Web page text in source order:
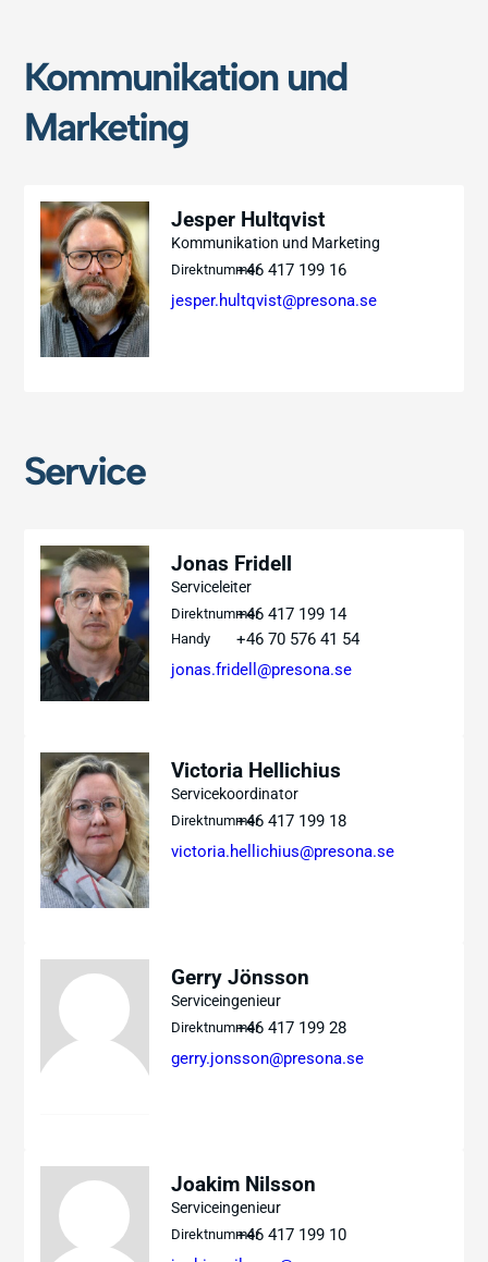
Kommunikation und
Marketing
Jesper Hultqvist
Kommunikation und Marketing
Direktnummer+46 417 199 16
jesper.hultqvist@presona.se
Service
Jonas Fridell
Serviceleiter
Direktnummer+46 417 199 14
Handy
+46 70 576 41 54
jonas.fridell@presona.se
Victoria Hellichius
Servicekoordinator
Direktnummer+46 417 199 18
victoria.hellichius@presona.se
Gerry Jönsson
Serviceingenieur
Direktnummer+46 417 199 28
gerry.jonsson@presona.se
Joakim Nilsson
Serviceingenieur
Direktnummer+46 417 199 10